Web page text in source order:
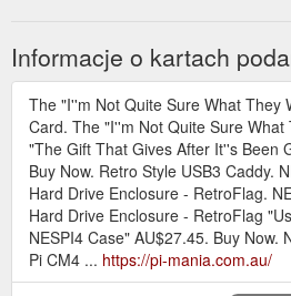
Informacje o kartach
The "I''m Not Quite Sure What They
Card. The "I''m Not Quite Sure What
"The Gift That Gives After It''s Been
Buy Now. Retro Style USB3 Caddy.
Hard Drive Enclosure - RetroFlag.
Hard Drive Enclosure - RetroFlag
NESPI4 Case" AU$27.45. Buy Now.
Pi CM4 ... https://pi-mania.com.au/